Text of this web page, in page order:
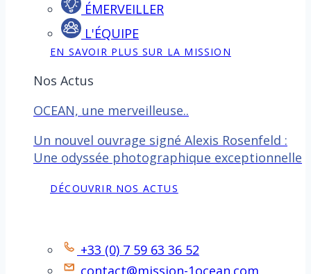
ÉMERVEILLER
L'ÉQUIPE
EN SAVOIR PLUS SUR LA MISSION
Nos Actus
OCEAN, une merveilleuse..
Un nouvel ouvrage signé Alexis Rosenfeld :
Une odyssée photographique exceptionnelle
DÉCOUVRIR NOS ACTUS
+33 (0) 7 59 63 36 52
contact@mission-1ocean.com